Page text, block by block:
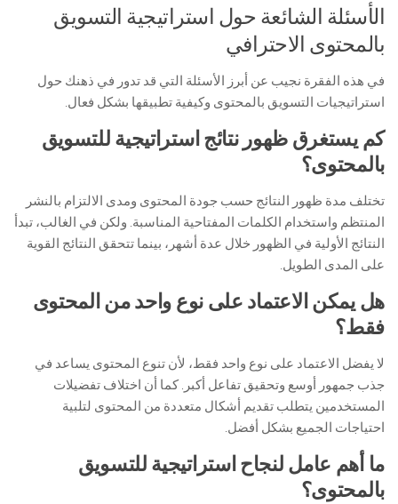
الأسئلة الشائعة حول استراتيجية التسويق
بالمحتوى الاحترافي
في هذه الفقرة نجيب عن أبرز الأسئلة التي قد تدور في ذهنك حول
استراتيجيات التسويق بالمحتوى وكيفية تطبيقها بشكل فعال.
كم يستغرق ظهور نتائج استراتيجية للتسويق
بالمحتوى؟
تختلف مدة ظهور النتائج حسب جودة المحتوى ومدى الالتزام بالنشر
المنتظم واستخدام الكلمات المفتاحية المناسبة. ولكن في الغالب، تبدأ
النتائج الأولية في الظهور خلال عدة أشهر، بينما تتحقق النتائج القوية
على المدى الطويل.
هل يمكن الاعتماد على نوع واحد من المحتوى
فقط؟
لا يفضل الاعتماد على نوع واحد فقط، لأن تنوع المحتوى يساعد في
جذب جمهور أوسع وتحقيق تفاعل أكبر. كما أن اختلاف تفضيلات
المستخدمين يتطلب تقديم أشكال متعددة من المحتوى لتلبية
احتياجات الجميع بشكل أفضل.
ما أهم عامل لنجاح استراتيجية للتسويق
بالمحتوى؟